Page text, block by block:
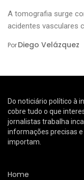
A tomografia surge
acidentes vasculares
PorDiego Velázquez
Do noticiário político à
cobre tudo o que
jornalistas trabalha
informações precisas
importam.
Home